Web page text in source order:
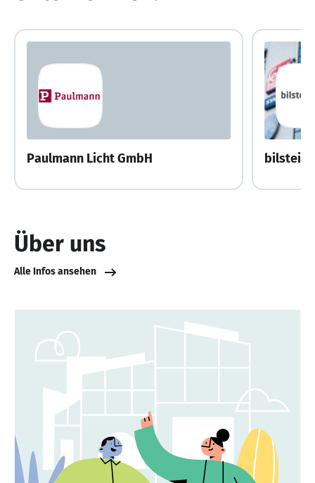
Paulmann Licht GmbH bilstein
Über uns
Alle Infos ansehen